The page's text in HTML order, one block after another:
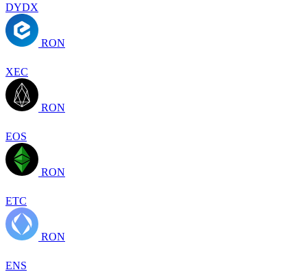
DYDX
RON
XEC
RON
EOS
RON
ETC
RON
ENS